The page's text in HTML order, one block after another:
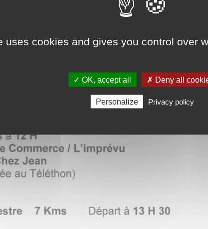
uses cookies and gives you control over
✓ OK, accept all ✗ Deny all
Personalize Privacy policy